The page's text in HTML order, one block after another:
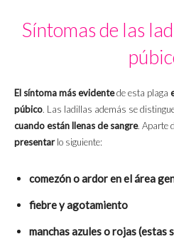
Síntomas de las
El síntoma más evidentede esta plaga
púbico. Las ladillas además se
cuando están llenas de sangre. Aparte
presentarlo siguiente:
comezón o ardor en el área
fiebre y agotamiento
manchas azules o rojas (estas